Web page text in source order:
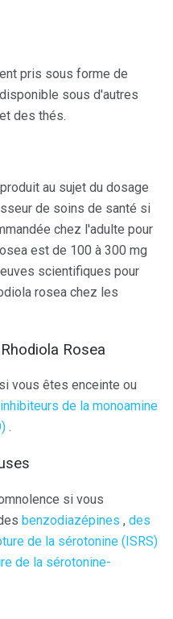
pris sous forme de
sous d'autres
des thés.
au sujet du dosage
de soins de santé si
chez l'adulte pour
est de 100 à 300 mg
scientifiques pour
rosea chez les
Rosea
vous êtes enceinte ou
inhibiteurs de la monoamine
.
si vous
benzodiazépines , des
de la sérotonine (ISRS)
de la sérotonine-